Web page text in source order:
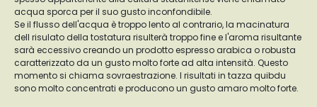
acqua sporca per il suo gusto inconfondibile.
Se il flusso dell'acqua è troppo lento al contrario, la macinatura
dell risulato della tostatura risulterà troppo fine e l'aroma risultante
sarà eccessivo creando un prodotto espresso arabica o robusta
caratterizzato da un gusto molto forte ad alta intensità. Questo
momento si chiama sovraestrazione. I risultati in tazza quibdu
sono molto concentrati e producono un gusto amaro molto forte.